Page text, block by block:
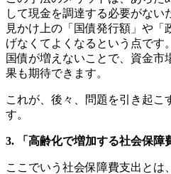
して現金を調達する必要がない
見かけ上の「国債発行額」や「
げなくてよくなるという点です。
国債が増えないことで、資金市
果も期待できます。
これが、後々、問題を引き起こ
す。
3. 「高齢化で増加する社会保
ここでいう社会保障費支出とは